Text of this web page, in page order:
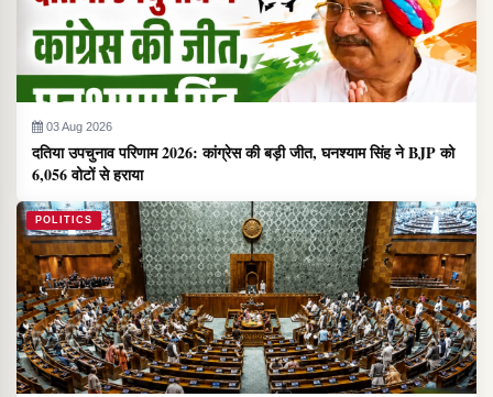
03 Aug 2026
दतिया उपचुनाव परिणाम 2026: कांग्रेस की बड़ी जीत, घनश्याम सिंह ने BJP को
6,056 वोटों से हराया
POLITICS